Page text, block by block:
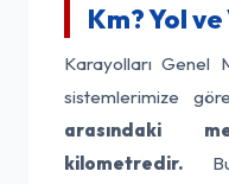
Km? Yol ve
Karayolları Genel
sistemlerimize
arasındaki
kilometredir.